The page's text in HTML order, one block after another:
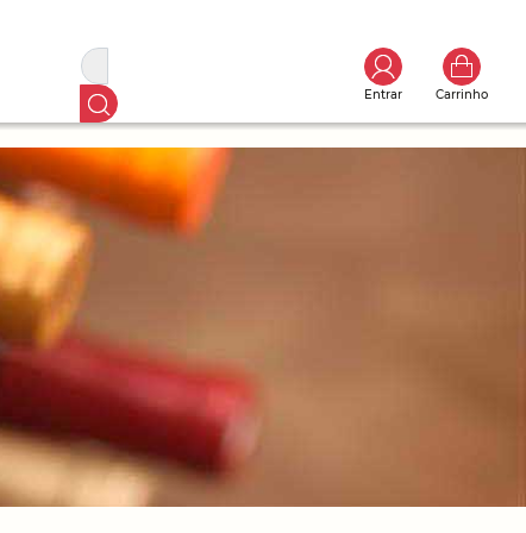
Entrar Carrinho